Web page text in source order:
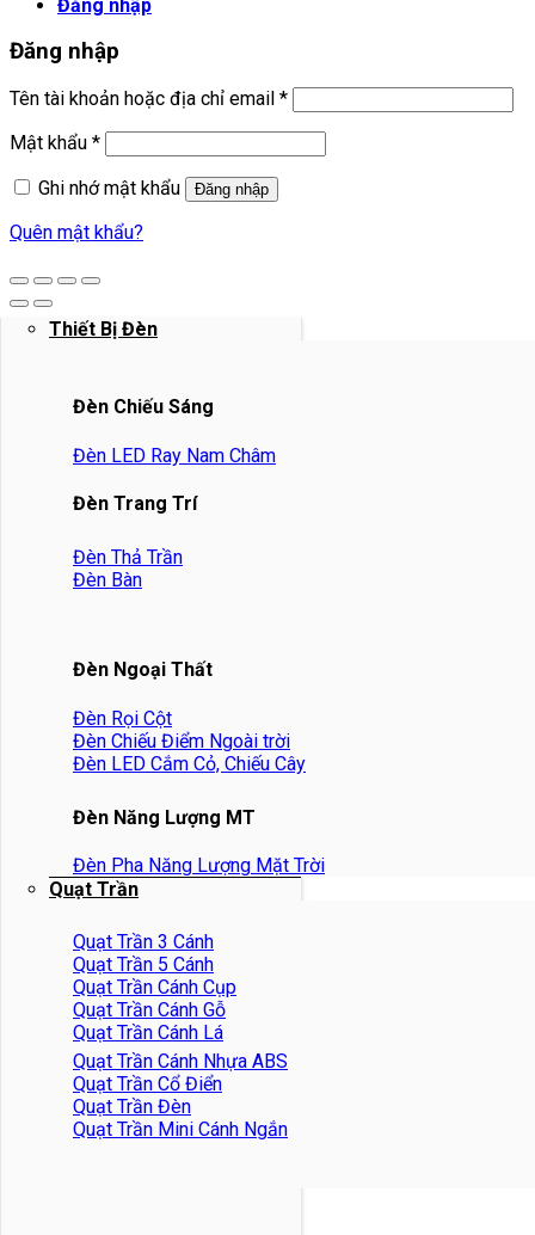
Thiết Bị Đèn
Đèn Chiếu Sáng
Đèn LED Ray Nam Châm
Đèn Trang Trí
Đèn Thả Trần
Đèn Bàn
Đèn Ngoại Thất
Đèn Rọi Cột
Đèn Chiếu Điểm Ngoài trời
Đèn LED Cắm Cỏ, Chiếu Cây
Đèn Năng Lượng MT
Đèn Pha Năng Lượng Mặt Trời
Quạt Trần
Quạt Trần 3 Cánh
Quạt Trần 5 Cánh
Quạt Trần Cánh Cụp
Quạt Trần Cánh Gỗ
Quạt Trần Cánh Lá
Quạt Trần Cánh Nhựa ABS
Quạt Trần Cổ Điển
Quạt Trần Đèn
Quạt Trần Mini Cánh Ngắn
Đăng nhập
Đăng nhập
Tên tài khoản hoặc địa chỉ email *Bắt
Mật khẩu *Bắt
Ghi nhớ mật khẩu
Đăng nhập
Quên mật khẩu?